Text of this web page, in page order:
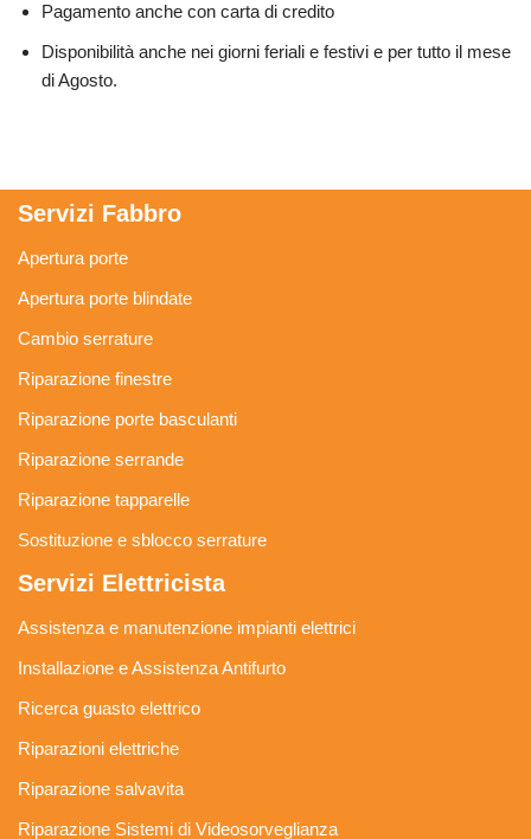
Pagamento anche con carta di credito
Disponibilità anche nei giorni feriali e festivi e per tutto il mese
di Agosto.
Servizi Fabbro
Apertura porte
Apertura porte blindate
Cambio serrature
Riparazione finestre
Riparazione porte basculanti
Riparazione serrande
Riparazione tapparelle
Sostituzione e sblocco serrature
Servizi Elettricista
Assistenza e manutenzione impianti elettrici
Installazione e Assistenza Antifurto
Ricerca guasto elettrico
Riparazioni elettriche
Riparazione salvavita
Riparazione Sistemi di Videosorveglianza